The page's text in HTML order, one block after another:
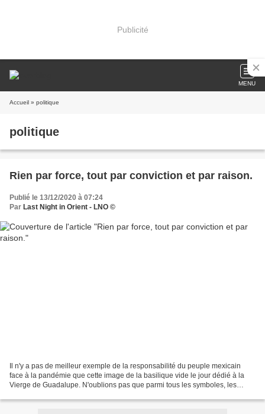
Publicité
MENU
Accueil » politique
politique
Rien par force, tout par conviction et par raison.
Publié le 13/12/2020 à 07:24
Par Last Night in Orient - LNO ©
Il n'y a pas de meilleur exemple de la responsabilité du peuple mexicain
face à la pandémie que cette image de la basilique vide le jour dédié à la
Vierge de Guadalupe. N'oublions pas que parmi tous les symboles, les